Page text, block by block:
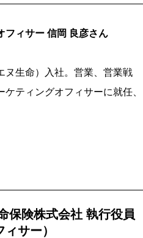
フィサー 信岡 良彦さん
ヌ生命）入社。営業、営業戦
ティングオフィサーに就任、
保険株式会社 執行役員
サー）